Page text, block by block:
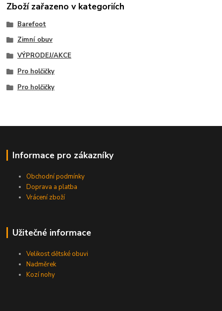
Zboží zařazeno v kategoriích
Barefoot
Zimní obuv
VÝPRODEJ/AKCE
Pro holčičky
Pro holčičky
Informace pro zákazníky
Obchodní podmínky
Doprava a platba
Vrácení zboží
Užitečné informace
Velikost dětské obuvi
Nadměrek
Kozí nohy